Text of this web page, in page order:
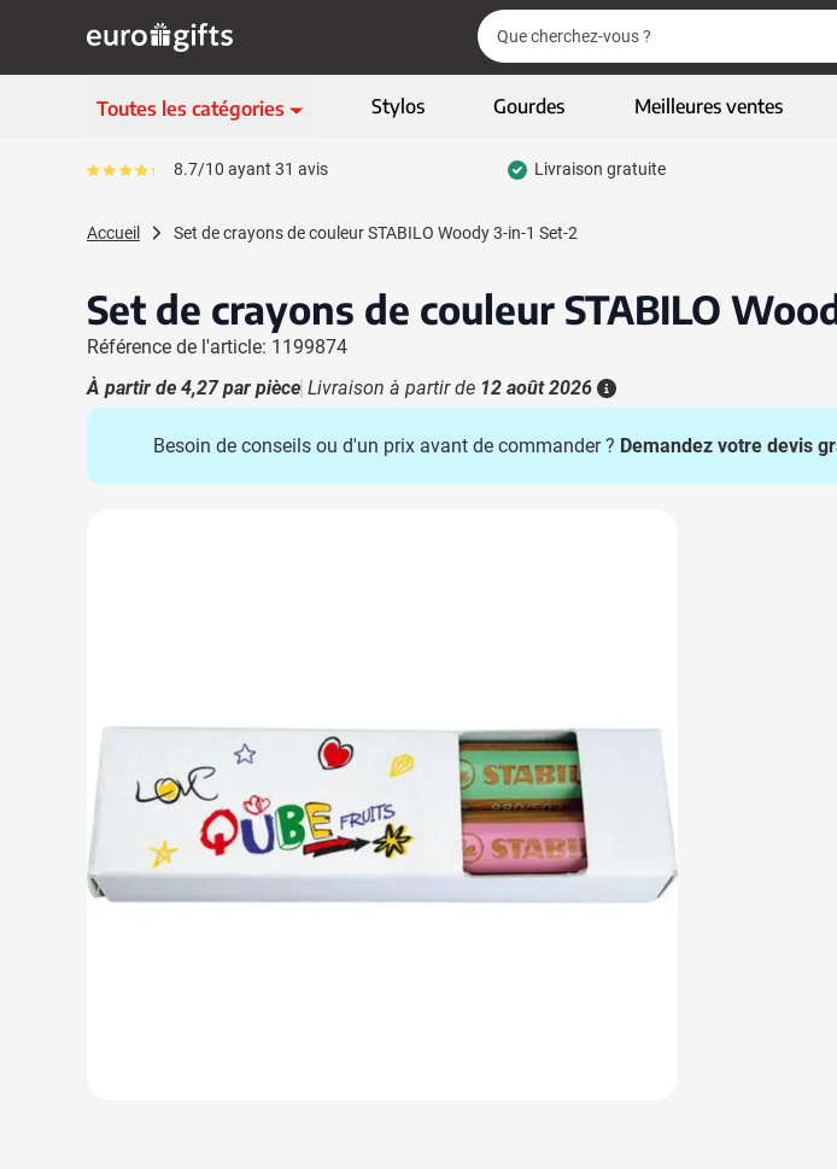
Chercher
Chercher
Toutes les catégories
Ecriture
Afficher le sous-menu pour la catégorie Vêtements &
Articles écologiques
Afficher le sous-menu pour la catégorie Articles
High-tech & multimédia
Afficher le sous-menu pour la catégorie High-tech &
Entreprises & bureau
Sports, loisirs & jeux
Sécurité
Afficher le sous-menu pour la catégorie Sécurité
Enfants
Afficher le sous-menu pour la catégorie Enfants
Inspiration
Afficher le sous-menu pour la catégorie Inspiration
Promotions & coup de cœur
Stylos Gourdes Meilleures ventes
Le pourcentage moyen d'avis est de 87
8.7/10 ayant 31 avis Livraison gratuite
Accueil Set de crayons de couleur STABILO Woody 3-in-1 Set-2
Set de crayons de couleur STABILO
Référence de l'article: 1199874
À partir de 4,27par pièce Livraison à partir de 12 août 2026
Plus d'information
Besoin de conseils ou d'un prix avant de commander ? Demandez votre devis